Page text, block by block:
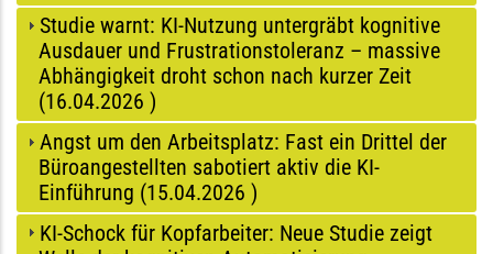
Studie warnt: KI-Nutzung untergräbt kognitive
Ausdauer und Frustrationstoleranz – massive
Abhängigkeit droht schon nach kurzer Zeit
(16.04.2026 )
Angst um den Arbeitsplatz: Fast ein Drittel der
Büroangestellten sabotiert aktiv die KI-
Einführung (15.04.2026 )
KI-Schock für Kopfarbeiter: Neue Studie zeigt